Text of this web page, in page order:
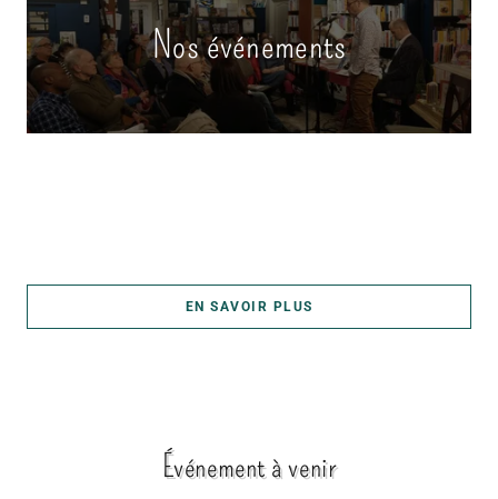
Nos événements
EN SAVOIR PLUS
Événement à venir